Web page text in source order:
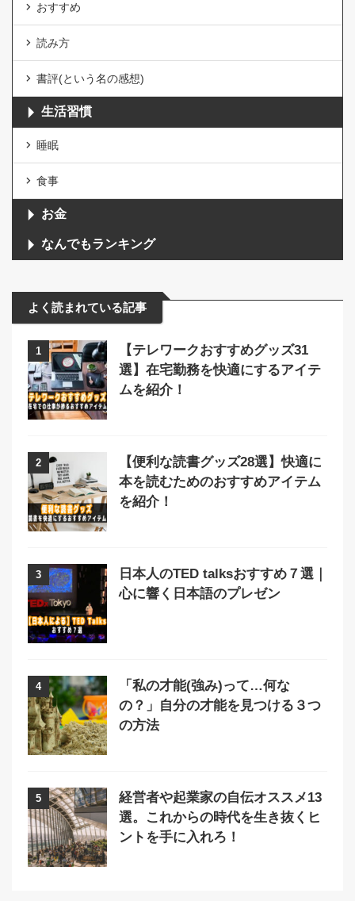
おすすめ
読み方
書評(という名の感想)
生活習慣
睡眠
食事
お金
なんでもランキング
よく読まれている記事
1
【テレワークおすすめグッズ31
選】在宅勤務を快適にするアイテ
ムを紹介！
2
【便利な読書グッズ28選】快適に
本を読むためのおすすめアイテム
を紹介！
3
日本人のTED talksおすすめ７選｜
心に響く日本語のプレゼン
4
「私の才能(強み)って…何な
の？」自分の才能を見つける３つ
の方法
5
経営者や起業家の自伝オススメ13
選。これからの時代を生き抜くヒ
ントを手に入れろ！